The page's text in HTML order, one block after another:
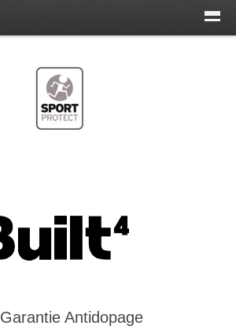
Garantie Antidopage